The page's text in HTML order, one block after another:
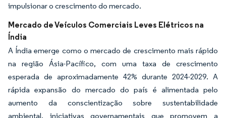
impulsionar o crescimento do mercado.
Mercado de Veículos Comerciais Leves Elétricos na
Índia
A Índia emerge como o mercado de crescimento mais rápido
na região Ásia-Pacífico, com uma taxa de crescimento
esperada de aproximadamente 42% durante 2024-2029. A
rápida expansão do mercado do país é alimentada pelo
aumento da conscientização sobre sustentabilidade
ambiental, iniciativas governamentais que promovem a